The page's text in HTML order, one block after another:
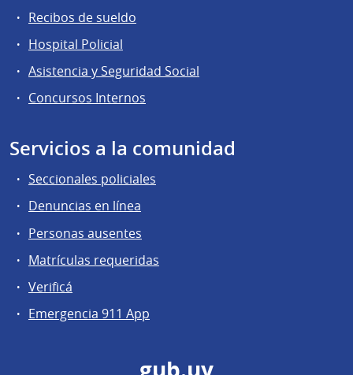
Recibos de sueldo
Hospital Policial
Asistencia y Seguridad Social
Concursos Internos
Servicios a la comunidad
Seccionales policiales
Denuncias en línea
Personas ausentes
Matrículas requeridas
Verificá
Emergencia 911 App